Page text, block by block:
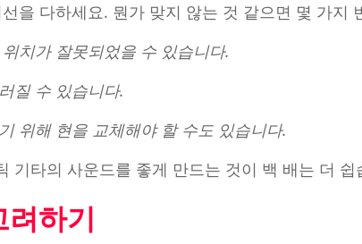
을 다하세요. 뭔가 맞지 않는 것 같으면 몇 가지
치가 잘못되었을 수 있습니다.
질 수 있습니다.
위해 현을 교체해야 할 수도 있습니다.
기타의 사운드를 좋게 만드는 것이 백 배는 더 쉽
하기